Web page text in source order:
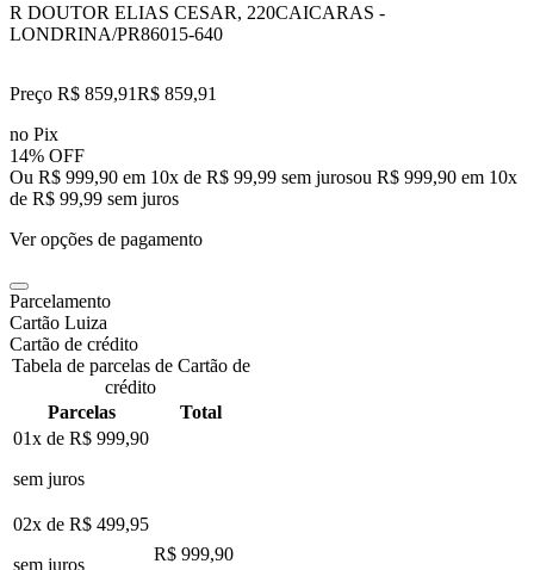
R DOUTOR ELIAS CESAR, 220CAICARAS -
LONDRINA/PR86015-640
Preço R$ 859,91R$ 859,91
no Pix
14% OFF
Ou R$ 999,90 em 10x de R$ 99,99 sem jurosou R$ 999,90 em 10x
de R$ 99,99 sem juros
Ver opções de pagamento
Parcelamento
Cartão Luiza
Cartão de crédito
Tabela de parcelas de Cartão de
crédito
Parcelas
Total
01x de R$ 999,90
sem juros
02x de R$ 499,95
sem juros
R$ 999,90